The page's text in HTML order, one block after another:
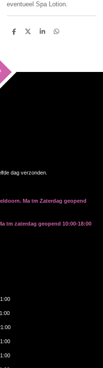
eventueel Spa Lotion.
D
D
S
D
dag verzonden.
Ma tm Zaterdag geopend
tm zaterdag geopend 10:00-18:00